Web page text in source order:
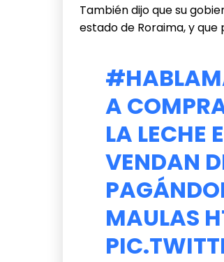
También dijo que su
estado de Roraima, y que
A
LA LECHE
VENDAN
MAULAS